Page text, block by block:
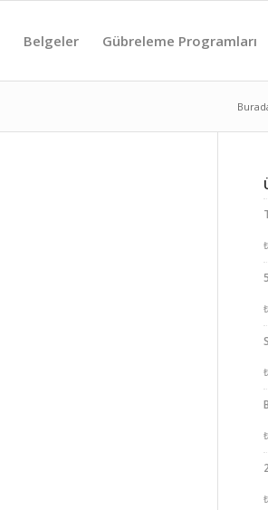
Belgeler Gübreleme Programları
₺
₺
₺
₺
₺